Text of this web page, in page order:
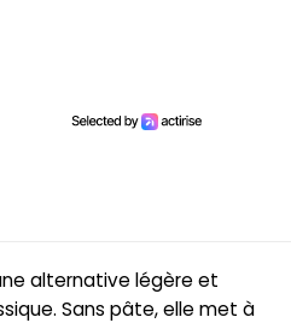
alternative légère et
Sans pâte, elle met à